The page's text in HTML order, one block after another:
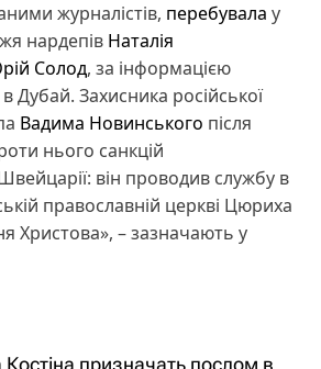
журналістів, перебувала у
нардепів Наталія
Солод, за інформацією
в Дубай. Захисника російської
Вадима Новинського після
нього санкцій
він проводив службу в
православній церкві Цюриха
Христова», – зазначають у